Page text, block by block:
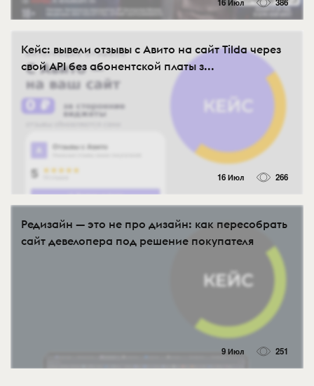
16 Июл 386
Кейс: вывели отзывы с Авито на сайт Tilda через
свой API без абонентской платы з...
16 Июл 266
Редизайн — это не про дизайн: как пересобрать
сайт девелопера под решение покупателя
9 Июл 251